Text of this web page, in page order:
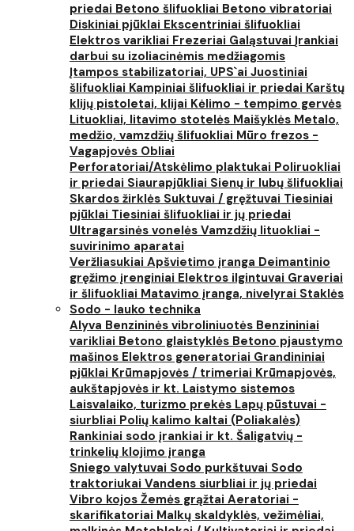
priedai Betono šlifuokliai Betono vibratoriai
Diskiniai pjūklai Ekscentriniai šlifuokliai
Elektros varikliai Frezeriai Galąstuvai Įrankiai
darbui su izoliacinėmis medžiagomis
Įtampos stabilizatoriai, UPS`ai Juostiniai
šlifuokliai Kampiniai šlifuokliai ir priedai Karštų
klijų pistoletai, klijai Kėlimo - tempimo gervės
Lituokliai, litavimo stotelės Maišyklės Metalo,
medžio, vamzdžių šlifuokliai Mūro frezos -
Vagapjovės Obliai
Perforatoriai/Atskėlimo plaktukai Poliruokliai
ir priedai Siaurapjūkliai Sienų ir lubų šlifuokliai
Skardos žirklės Suktuvai / gręžtuvai Tiesiniai
pjūklai Tiesiniai šlifuokliai ir jų priedai
Ultragarsinės vonelės Vamzdžių lituokliai -
suvirinimo aparatai
Veržliasukiai Apšvietimo įranga Deimantinio
gręžimo įrenginiai Elektros ilgintuvai Graveriai
ir šlifuokliai Matavimo įranga, nivelyrai Staklės
Sodo - lauko technika
Alyva Benzininės vibroliniuotės Benzininiai
varikliai Betono glaistyklės Betono pjaustymo
mašinos Elektros generatoriai Grandininiai
pjūklai Krūmapjovės / trimeriai Krūmapjovės,
aukštapjovės ir kt. Laistymo sistemos
Laisvalaiko, turizmo prekės Lapų pūstuvai -
siurbliai Polių kalimo kaltai (Poliakalės)
Rankiniai sodo įrankiai ir kt. Šaligatvių -
trinkelių klojimo įranga
Sniego valytuvai Sodo purkštuvai Sodo
traktoriukai Vandens siurbliai ir jų priedai
Vibro kojos Žemės grąžtai Aeratoriai -
skarifikatoriai Malkų skaldyklės, vežimėliai,